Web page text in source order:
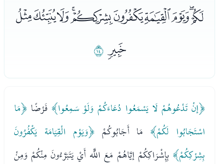
ﮙﮚﮛﮜﮝﮞﮟﮠﮡﮢ
ﮣﮤ
﴿إنْ تَدْعُوهُمْ لَا يَسْمَعُوا دُعَاءَكُمْ وَلَوْ سَمِعُوا﴾ فَرْضًا ﴿مَا
اسْتَجَابُوا لَكُمْ﴾ مَا أَجَابُوكُمْ﴿وَيَوْم الْقِيَامَة يَكْفُرُونَ
بِشِرْكِكُمْ﴾ بِإِشْرَاكِكُمْ إيَّاهُمْ مَعَ اللَّه أَيْ يَتَبَرَّءُونَ مِنْكُمْ وَمِنْ